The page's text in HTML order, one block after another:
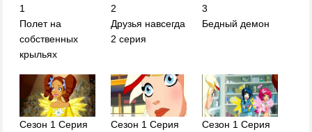
1
Полет на
собственных
крыльях
2
Друзья навсегда
2 серия
3
Бедный демон
Сезон 1 Серия
Сезон 1 Серия
Сезон 1 Серия